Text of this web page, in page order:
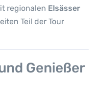
regionalen Elsässer
Teil der Tour
Genießer